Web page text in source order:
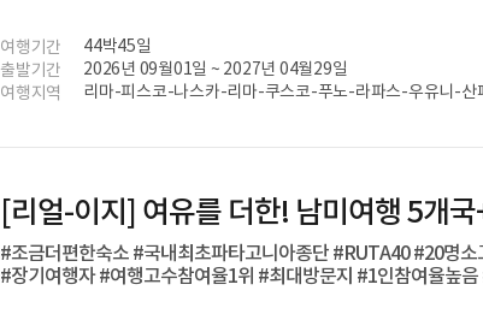
여행기간
44박45일
출발기간
2026년 09월01일 ~ 2027년 04월29일
여행지역
리마-피스코-나스카-리마-쿠스코-푸노-라파스-우유니-산
[리얼-이지] 여유를 더한! 남미여행 5개
#조금더편한숙소 #국내최초파타고니아종단 #RUTA40 #20명
#장기여행자 #여행고수참여율1위 #최대방문지 #1인참여율높